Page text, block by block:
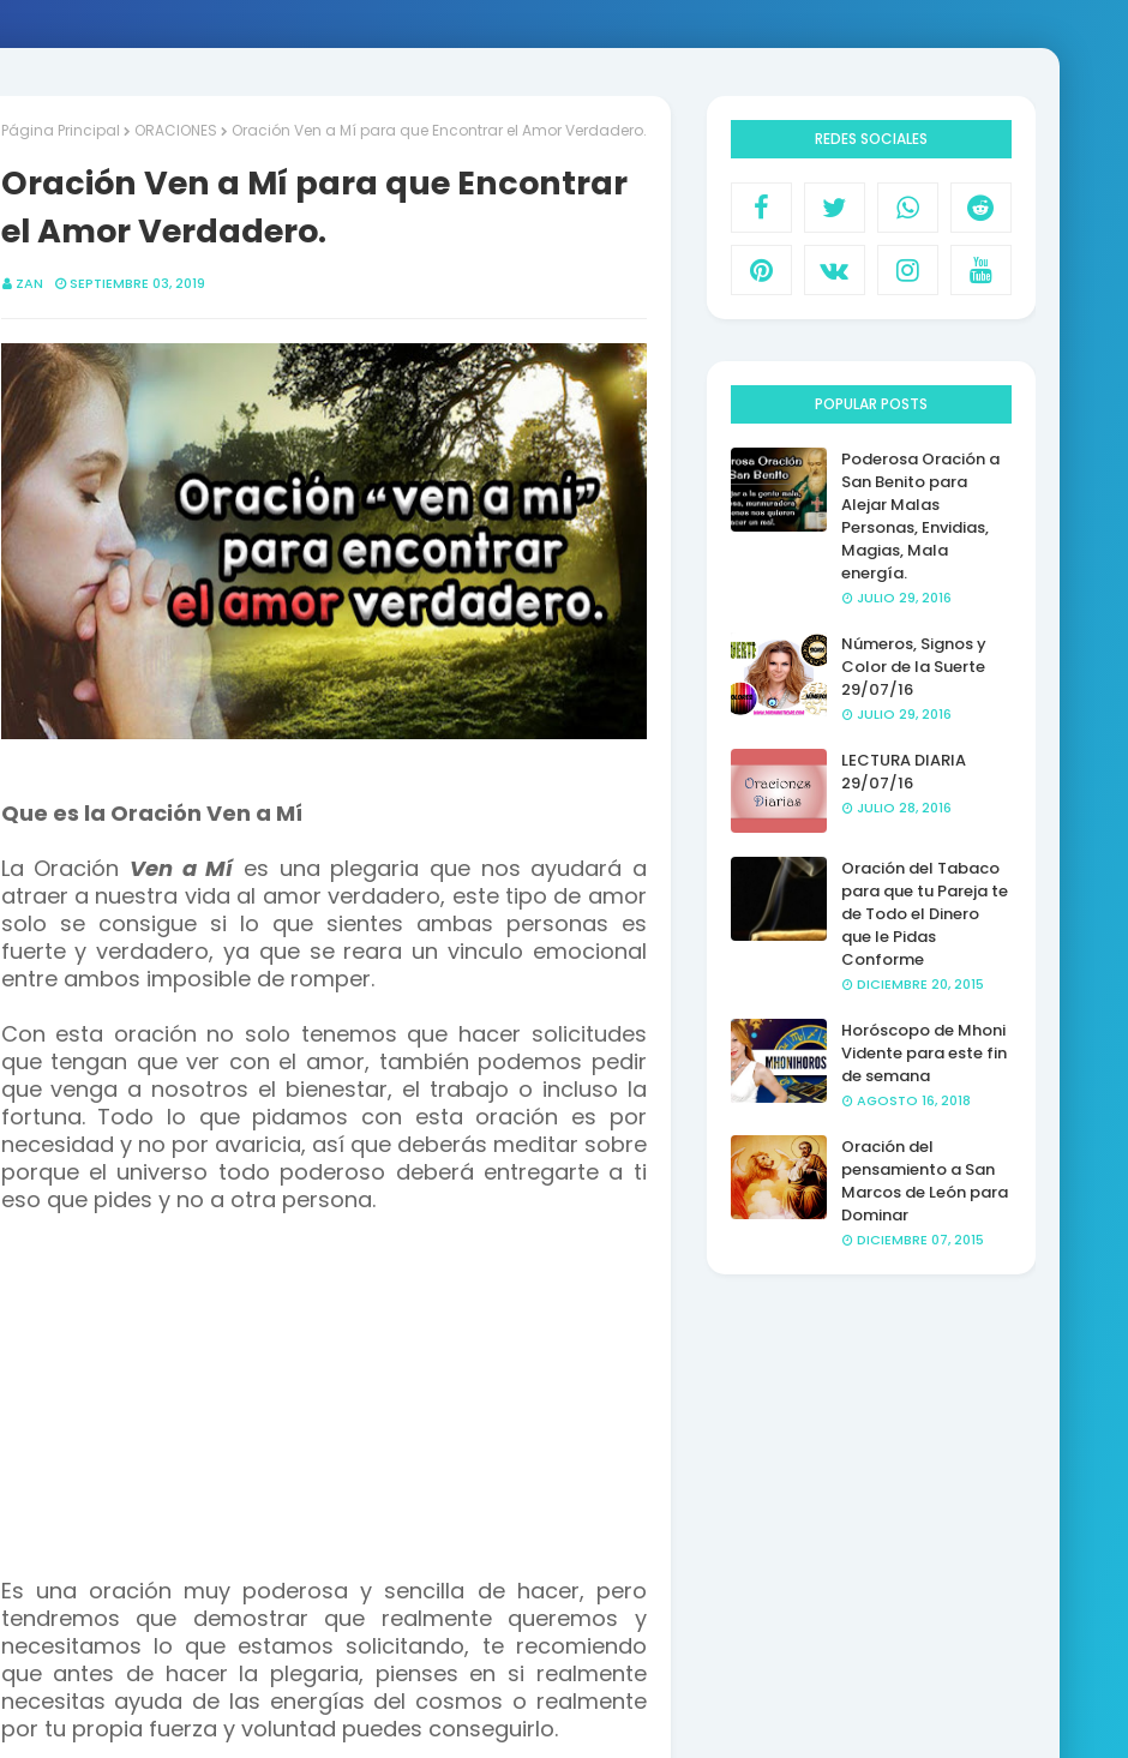
Página Principal ORACIONES Oración Ven a Mí para que Encontrar el Amor Verdadero.
Oración Ven a Mí para que Encontrar
el Amor Verdadero.
ZAN SEPTIEMBRE 03, 2019
Que es la Oración Ven a Mí
La Oración Ven a Míes una plegaria que nos ayudará a
atraer a nuestra vida al amor verdadero, este tipo de amor
solo se consigue si lo que sientes ambas personas es
fuerte y verdadero, ya que se reara un vinculo emocional
entre ambos imposible de romper.
Con esta oración no solo tenemos que hacer solicitudes
que tengan que ver con el amor, también podemos pedir
que venga a nosotros el bienestar, el trabajo o incluso la
fortuna. Todo lo que pidamos con esta oración es por
necesidad y no por avaricia, así que deberás meditar sobre
porque el universo todo poderoso deberá entregarte a ti
eso que pides y no a otra persona.
Es una oración muy poderosa y sencilla de hacer, pero
tendremos que demostrar que realmente queremos y
necesitamos lo que estamos solicitando, te recomiendo
que antes de hacer la plegaria, pienses en si realmente
necesitas ayuda de las energías del cosmos o realmente
por tu propia fuerza y voluntad puedes conseguirlo.
REDES SOCIALES
POPULAR POSTS
Poderosa Oración a
San Benito para
Alejar Malas
Personas, Envidias,
Magias, Mala
energía.
JULIO 29, 2016
Números, Signos y
Color de la Suerte
29/07/16
JULIO 29, 2016
LECTURA DIARIA
29/07/16
JULIO 28, 2016
Oración del Tabaco
para que tu Pareja te
de Todo el Dinero
que le Pidas
Conforme
DICIEMBRE 20, 2015
Horóscopo de Mhoni
Vidente para este fin
de semana
AGOSTO 16, 2018
Oración del
pensamiento a San
Marcos de León para
Dominar
DICIEMBRE 07, 2015